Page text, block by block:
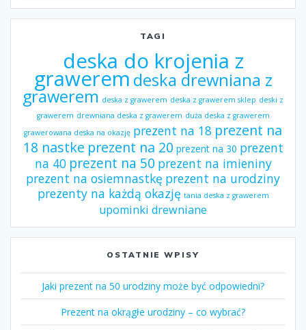
TAGI
deska do krojenia z
grawerem deska drewniana z
grawerem deska z grawerem deska z grawerem sklep deski z
grawerem drewniana deska z grawerem duża deska z grawerem
grawerowana deska na okazję prezent na 18 prezent na
18 nastke prezent na 20 prezent na 30 prezent
na 40 prezent na 50 prezent na imieniny
prezent na osiemnastkę prezent na urodziny
prezenty na każdą okazję tania deska z grawerem
upominki drewniane
OSTATNIE WPISY
Jaki prezent na 50 urodziny może być odpowiedni?
Prezent na okrągłe urodziny – co wybrać?